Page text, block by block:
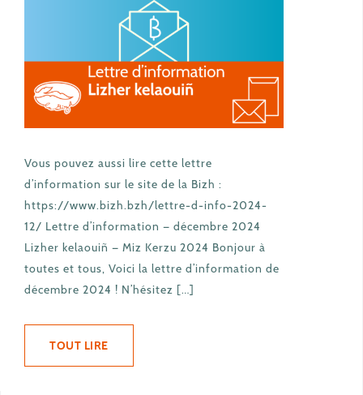
Vous pouvez aussi lire cette lettre
d’information sur le site de la Bizh :
https://www.bizh.bzh/lettre-d-info-2024-
12/ Lettre d’information — décembre 2024
Lizher kelaouiñ — Miz Kerzu 2024 Bonjour à
toutes et tous, Voici la lettre d’information de
décembre 2024 ! N’hésitez […]
TOUT LIRE